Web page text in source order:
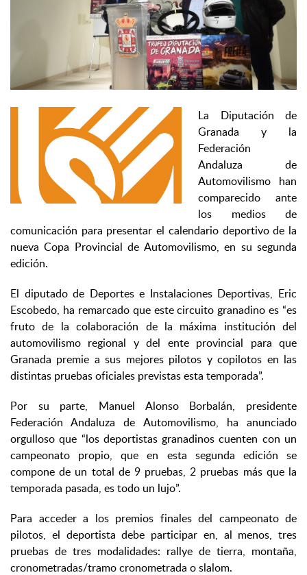
La Diputación de
Granada y la
Federación
Andaluza de
Automovilismo han
comparecido ante
los medios de
comunicación para presentar el calendario deportivo de la
nueva Copa Provincial de Automovilismo, en su segunda
edición.
El diputado de Deportes e Instalaciones Deportivas, Eric
Escobedo, ha remarcado que este circuito granadino es “es
fruto de la colaboración de la máxima institución del
automovilismo regional y del ente provincial para que
Granada premie a sus mejores pilotos y copilotos en las
distintas pruebas oficiales previstas esta temporada”.
Por su parte, Manuel Alonso Borbalán, presidente
Federación Andaluza de Automovilismo, ha anunciado
orgulloso que “los deportistas granadinos cuenten con un
campeonato propio, que en esta segunda edición se
compone de un total de 9 pruebas, 2 pruebas más que la
temporada pasada, es todo un lujo”.
Para acceder a los premios finales del campeonato de
pilotos, el deportista debe participar en, al menos, tres
pruebas de tres modalidades: rallye de tierra, montaña,
cronometradas/tramo cronometrada o slalom.